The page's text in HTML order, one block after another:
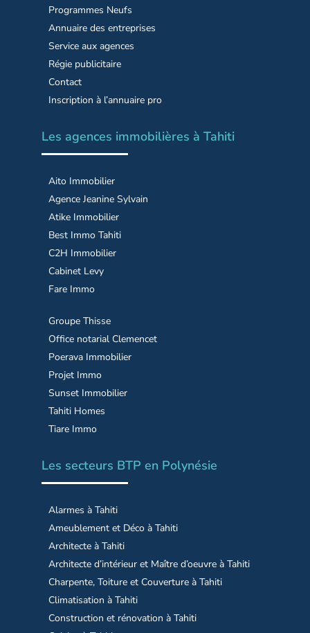
Programmes Neufs
Annuaire des entreprises
Service aux agences
Régie publicitaire
Contact
Inscription à l’annuaire pro
Les agences immobilières à Tahiti
Aito Immobilier
Agence Jeanine Sylvain
Atike Immobilier
Best Immo Tahiti
C2H Immobilier
Cabinet Levy
Fare Immo
Groupe Thisse
Office notarial Clemencet
Poerava Immobilier
Projet Immo
Sunset Immobilier
Tahiti Homes
Tiare Immo
Les secteurs BTP en Polynésie
Alarmes à Tahiti
Ameublement et Déco à Tahiti
Architecte à Tahiti
Architecte d’intérieur et Maître d’oeuvre à Tahiti
Charpente, Toiture et Couverture à Tahiti
Climatisation à Tahiti
Construction et rénovation à Tahiti